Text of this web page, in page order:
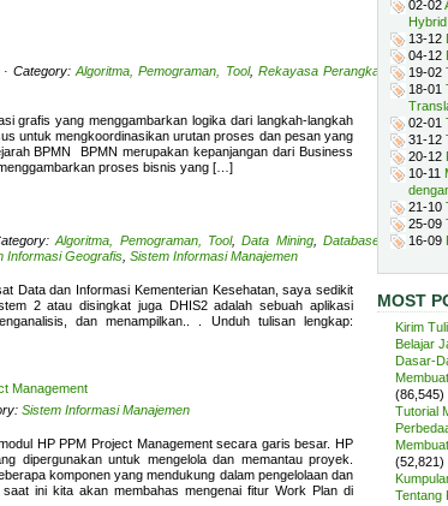
· Category:Algoritma, Pemograman, Tool, Rekayasa Perangkat
grafis yang menggambarkan logika dari langkah-langkah
untuk mengkoordinasikan urutan proses dan pesan yang
BPMN BPMN merupakan kepanjangan dari Business
proses bisnis yang […]
Algoritma, Pemograman, Tool,Data Mining,Database
Informasi Geografis Sistem Informasi Manajemen
Data dan Informasi Kementerian Kesehatan, saya sedikit
2 atau disingkat juga DHIS2 adalah sebuah aplikasi
dan menampilkan.. . Unduh tulisan lengkap:
Management
Sistem Informasi Manajemen
HP PPM Project Management secara garis besar. HP
dipergunakan untuk mengelola dan memantau proyek.
komponen yang mendukung dalam pengelolaan dan
ini kita akan membahas mengenai fitur Work Plan di
02-02
Hybrid
13-12
04-12
19-02
18-01
02-01
31-12
20-12
10-11
21-10
25-09
16-09
MOST
Kirim
Belajar
Dasar-
(86,545)
Tutorial
(52,821)
Tentang